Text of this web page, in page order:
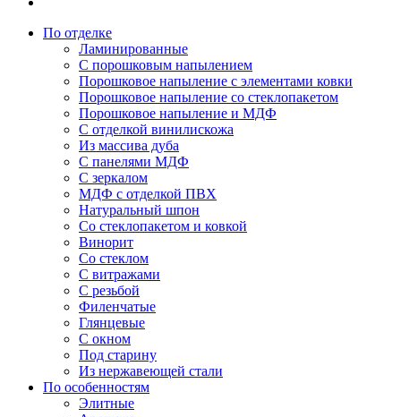
По отделке
Ламинированные
С порошковым напылением
Порошковое напыление с элементами ковки
Порошковое напыление со стеклопакетом
Порошковое напыление и МДФ
С отделкой винилискожа
Из массива дуба
С панелями МДФ
С зеркалом
МДФ с отделкой ПВХ
Натуральный шпон
Со стеклопакетом и ковкой
Винорит
Со стеклом
С витражами
С резьбой
Филенчатые
Глянцевые
С окном
Под старину
Из нержавеющей стали
По особенностям
Элитные